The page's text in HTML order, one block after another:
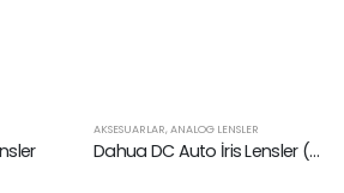
AKSESUARLAR,ANALOG LENSLER
Dahua DC Auto İris Lensler ( Day & Night )